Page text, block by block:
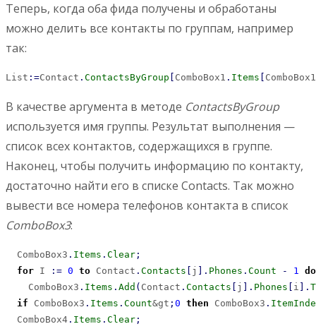
Теперь, когда оба фида получены и обработаны
можно делить все контакты по группам, например
так:
List : =Contact . ContactsByGroup ComboBox1 . Items ComboBox1
В качестве аргумента в методе ContactsByGroup
используется имя группы. Результат выполнения —
список всех контактов, содержащихся в группе.
Наконец, чтобы получить информацию по контакту,
достаточно найти его в списке Contacts. Так можно
вывести все номера телефонов контакта в список
ComboBox3:
  ComboBox3
. Items . Clear ;
for I : = 0 to Contact . Contacts j . Phones . Count - 1 do
    ComboBox3
. Items . Add ( Contact . Contacts j . Phones i .
if ComboBox3 . Items . Count&gt ; 0 then ComboBox3 .
  ComboBox4
. Items . Clear ;